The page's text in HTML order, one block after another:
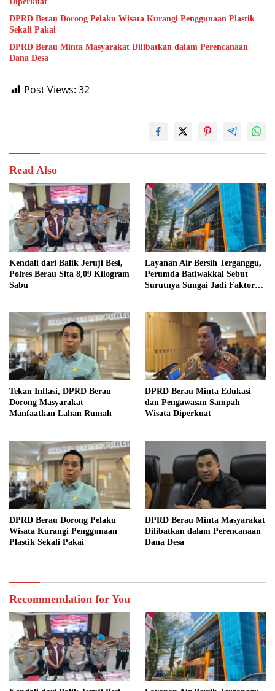
DPRD Berau Dorong Pelaku Wisata Kurangi Penggunaan Plastik
Sekali Pakai
DPRD Berau Minta Masyarakat Dilibatkan dalam Perencanaan
Dana Desa
Post Views: 32
Read Also
Kendali dari Balik Jeruji Besi,
Polres Berau Sita 8,09 Kilogram
Sabu
Layanan Air Bersih Terganggu,
Perumda Batiwakkal Sebut
Surutnya Sungai Jadi Faktor
Tekan Inflasi, DPRD Berau
Dorong Masyarakat
Manfaatkan Lahan Rumah
DPRD Berau Minta Edukasi
dan Pengawasan Sampah
Wisata Diperkuat
DPRD Berau Dorong Pelaku
Wisata Kurangi Penggunaan
Plastik Sekali Pakai
DPRD Berau Minta Masyarakat
Dilibatkan dalam Perencanaan
Dana Desa
Recommendation for You